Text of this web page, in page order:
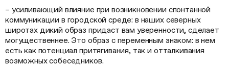
– усиливающий влияние при возникновении спонтанной
коммуникации в городской среде: в наших северных
широтах дикий образ придаст вам уверенности, сделает
могущественнее. Это образ с переменным знаком: в нем
есть как потенциал притягивания, так и отталкивания
возможных собеседников.